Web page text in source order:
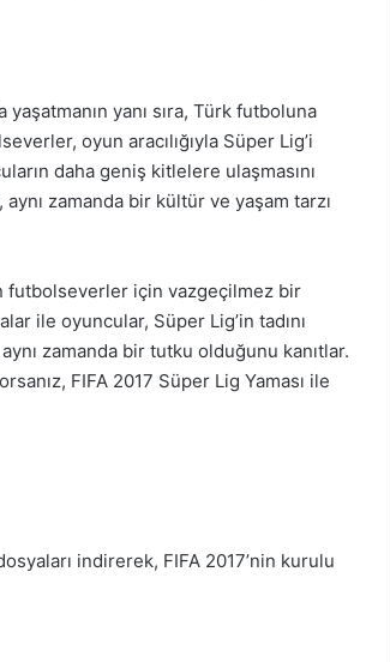
yanı sıra, Türk futboluna
oyun aracılığıyla Süper Lig’i
daha geniş kitlelere ulaşmasını
zamanda bir kültür ve yaşam tarzı
futbolseverler için vazgeçilmez bir
ile oyuncular, Süper Lig’in tadını
zamanda bir tutku olduğunu kanıtlar.
FIFA 2017 Süper Lig Yaması ile
indirerek, FIFA 2017’nin kurulu